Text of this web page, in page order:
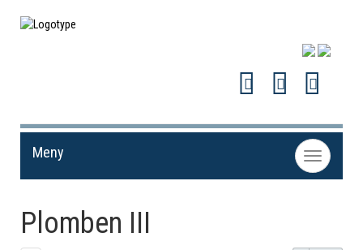
Toggle
navigation
Meny
Plomben III